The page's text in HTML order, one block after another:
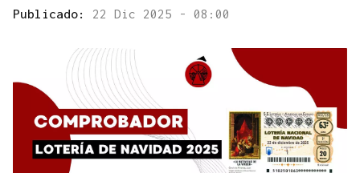
Publicado: 22 Dic 2025 - 08:00